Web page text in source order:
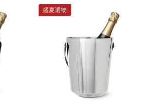
盛夏選物